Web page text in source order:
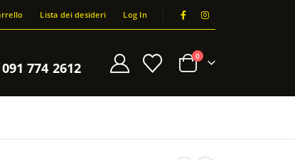
Lista dei desideri Log In
774 2612
0